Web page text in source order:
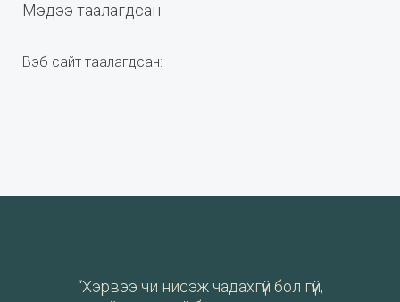
Мэдээ таалагдсан:
Вэб сайт таалагдсан:
“Хэрвээ чи нисэж чадахгүй бол гүй,